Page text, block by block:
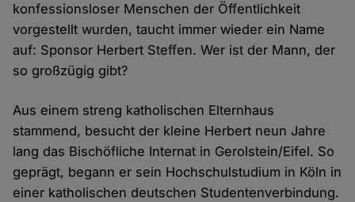
konfessionsloser Menschen der Öffentlichkeit
vorgestellt wurden, taucht immer wieder ein Name
auf: Sponsor Herbert Steffen. Wer ist der Mann, der
so großzügig gibt?
Aus einem streng katholischen Elternhaus
stammend, besucht der kleine Herbert neun Jahre
lang das Bischöfliche Internat in Gerolstein/Eifel. So
geprägt, begann er sein Hochschulstudium in Köln in
einer katholischen deutschen Studentenverbindung.